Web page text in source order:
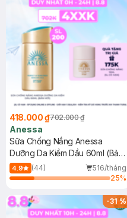
418.000 ₫702.000 ₫
Anessa
Sữa Chống Nắng Anessa
Dưỡng Da Kiềm Dầu 60ml (Bản
Mới)
4.9 (44)
516/tháng
25%
-31%